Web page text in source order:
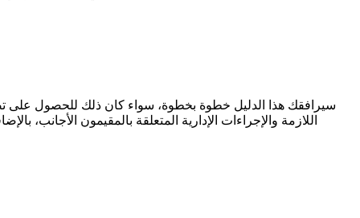
سيرافقك هذا الدليل خطوة بخطوة، سواء كان ذلك للحصول على
اللازمة والإجراءات الإدارية المتعلقة بالمقيمون الأجانب،